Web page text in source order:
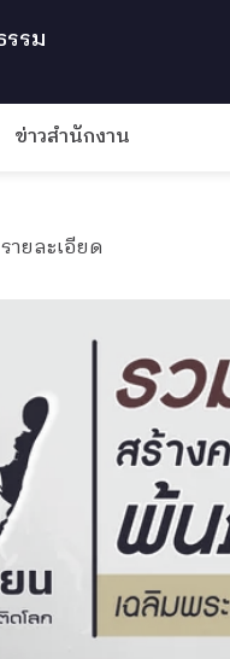
รม
ข่าวสำนักงาน
รายละเอียด